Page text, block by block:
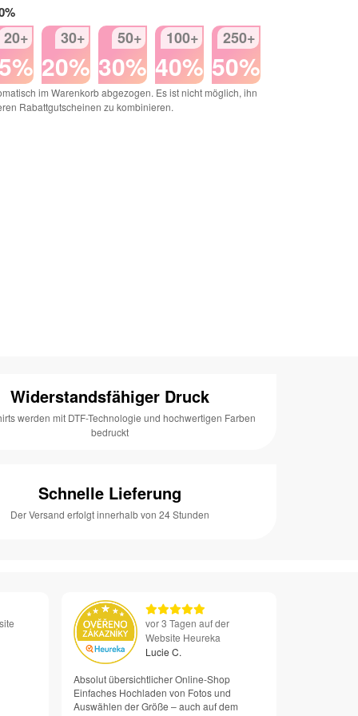
20+ 30+
20%
50+
30%
100+
40%
250+
50%
im Warenkorb abgezogen. Es ist nicht möglich, ihn
Rabattgutscheinen zu kombinieren.
Widerstandsfähiger Druck
werden mit DTF-Technologie und hochwertigen Farben
bedruckt
Schnelle Lieferung
Der Versand erfolgt innerhalb von 24 Stunden
vor 3 Tagen auf der
Website Heureka
Lucie C.
Absolut übersichtlicher Online-Shop
Einfaches Hochladen von Fotos und
Auswählen der Größe – auch auf dem